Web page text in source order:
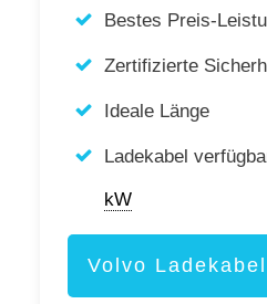
Bestes Preis-
Zertifizierte
Ideale Länge
Ladekabel
kW
Volvo